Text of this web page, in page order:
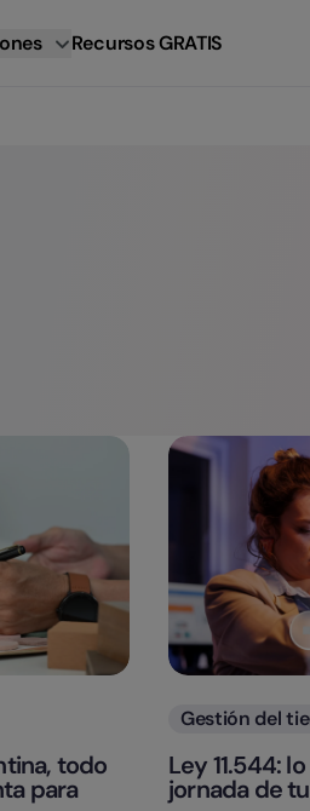
Recursos GRATIS
todo
para
Categorias
Gestión del
Ley 11.544:
jornada de